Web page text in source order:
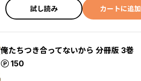
試し読み カートに追加
俺たちつき合ってないから 分冊版 3巻
150